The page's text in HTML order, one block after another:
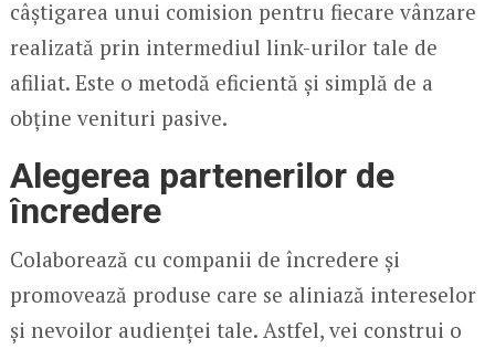
câștigarea unui comision pentru fiecare vânzare
realizată prin intermediul link-urilor tale de
afiliat. Este o metodă eficientă și simplă de a
obține venituri pasive.
Alegerea partenerilor de
încredere
Colaborează cu companii de încredere și
promovează produse care se aliniază intereselor
și nevoilor audienței tale. Astfel, vei construi o